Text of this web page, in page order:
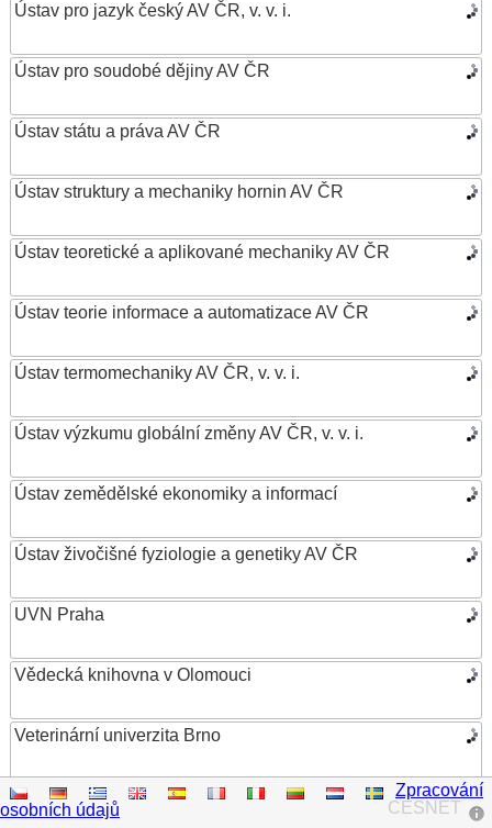
Ústav pro jazyk český AV ČR, v. v. i.
Ústav pro soudobé dějiny AV ČR
Ústav státu a práva AV ČR
Ústav struktury a mechaniky hornin AV ČR
Ústav teoretické a aplikované mechaniky AV ČR
Ústav teorie informace a automatizace AV ČR
Ústav termomechaniky AV ČR, v. v. i.
Ústav výzkumu globální změny AV ČR, v. v. i.
Ústav zemědělské ekonomiky a informací
Ústav živočišné fyziologie a genetiky AV ČR
UVN Praha
Vědecká knihovna v Olomouci
Veterinární univerzita Brno
VŠB – Technická univerzita Ostrava
CESNET
Zpracování
osobních údajů